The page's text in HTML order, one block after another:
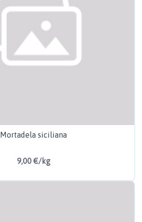
Mortadela siciliana
9,00 €/kg